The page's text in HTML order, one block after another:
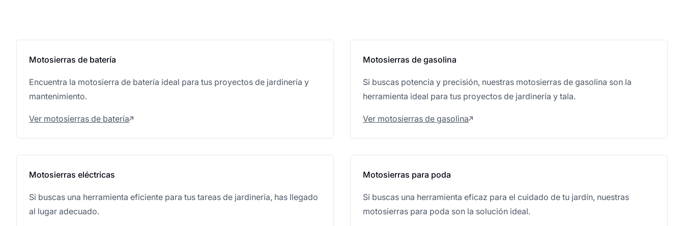
Motosierras de batería
Encuentra la motosierra de batería ideal para tus proyectos de jardinería y
mantenimiento.
Ver motosierras de batería
Motosierras de gasolina
Si buscas potencia y precisión, nuestras motosierras de gasolina son la
herramienta ideal para tus proyectos de jardinería y tala.
Ver motosierras de gasolina
Motosierras eléctricas
Si buscas una herramienta eficiente para tus tareas de jardinería, has llegado
al lugar adecuado.
Motosierras para poda
Si buscas una herramienta eficaz para el cuidado de tu jardín, nuestras
motosierras para poda son la solución ideal.